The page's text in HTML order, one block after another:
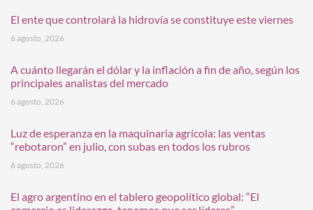
El ente que controlará la hidrovía se constituye este viernes
6 agosto, 2026
A cuánto llegarán el dólar y la inflación a fin de año, según los
principales analistas del mercado
6 agosto, 2026
Luz de esperanza en la maquinaria agrícola: las ventas
“rebotaron” en julio, con subas en todos los rubros
6 agosto, 2026
El agro argentino en el tablero geopolítico global: “El